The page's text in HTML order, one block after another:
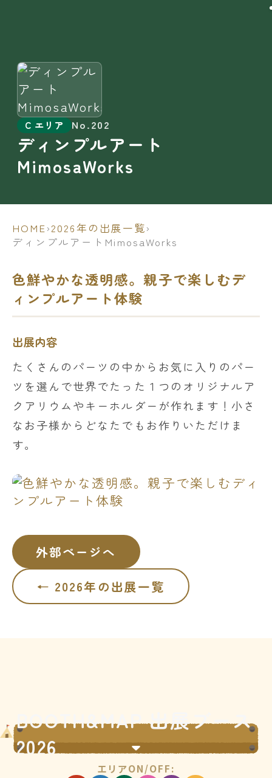
C エリア No.202
ディンプルアート
MimosaWorks
HOME›2026年の出展一覧›
ディンプルアートMimosaWorks
色鮮やかな透明感。親子で楽しむデ
ィンプルアート体験
出展内容
たくさんのパーツの中からお気に入りのパー
ツを選んで世界でたった１つのオリジナルア
クアリウムやキーホルダーが作れます！小さ
なお子様からどなたでもお作りいただけま
す。
外部ページへ
← 2026年の出展一覧
BOOTH&MAP 出展ブース
2026
エリアON/OFF: